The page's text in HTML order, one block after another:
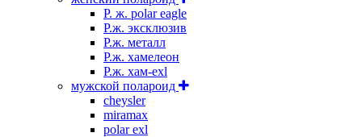
P. ж. polar eagle
P.ж. эксклюзив
Р.ж. металл
P.ж. хамелеон
Р.ж. хам-exl
мужской полароид
cheysler
miramax
polar exl